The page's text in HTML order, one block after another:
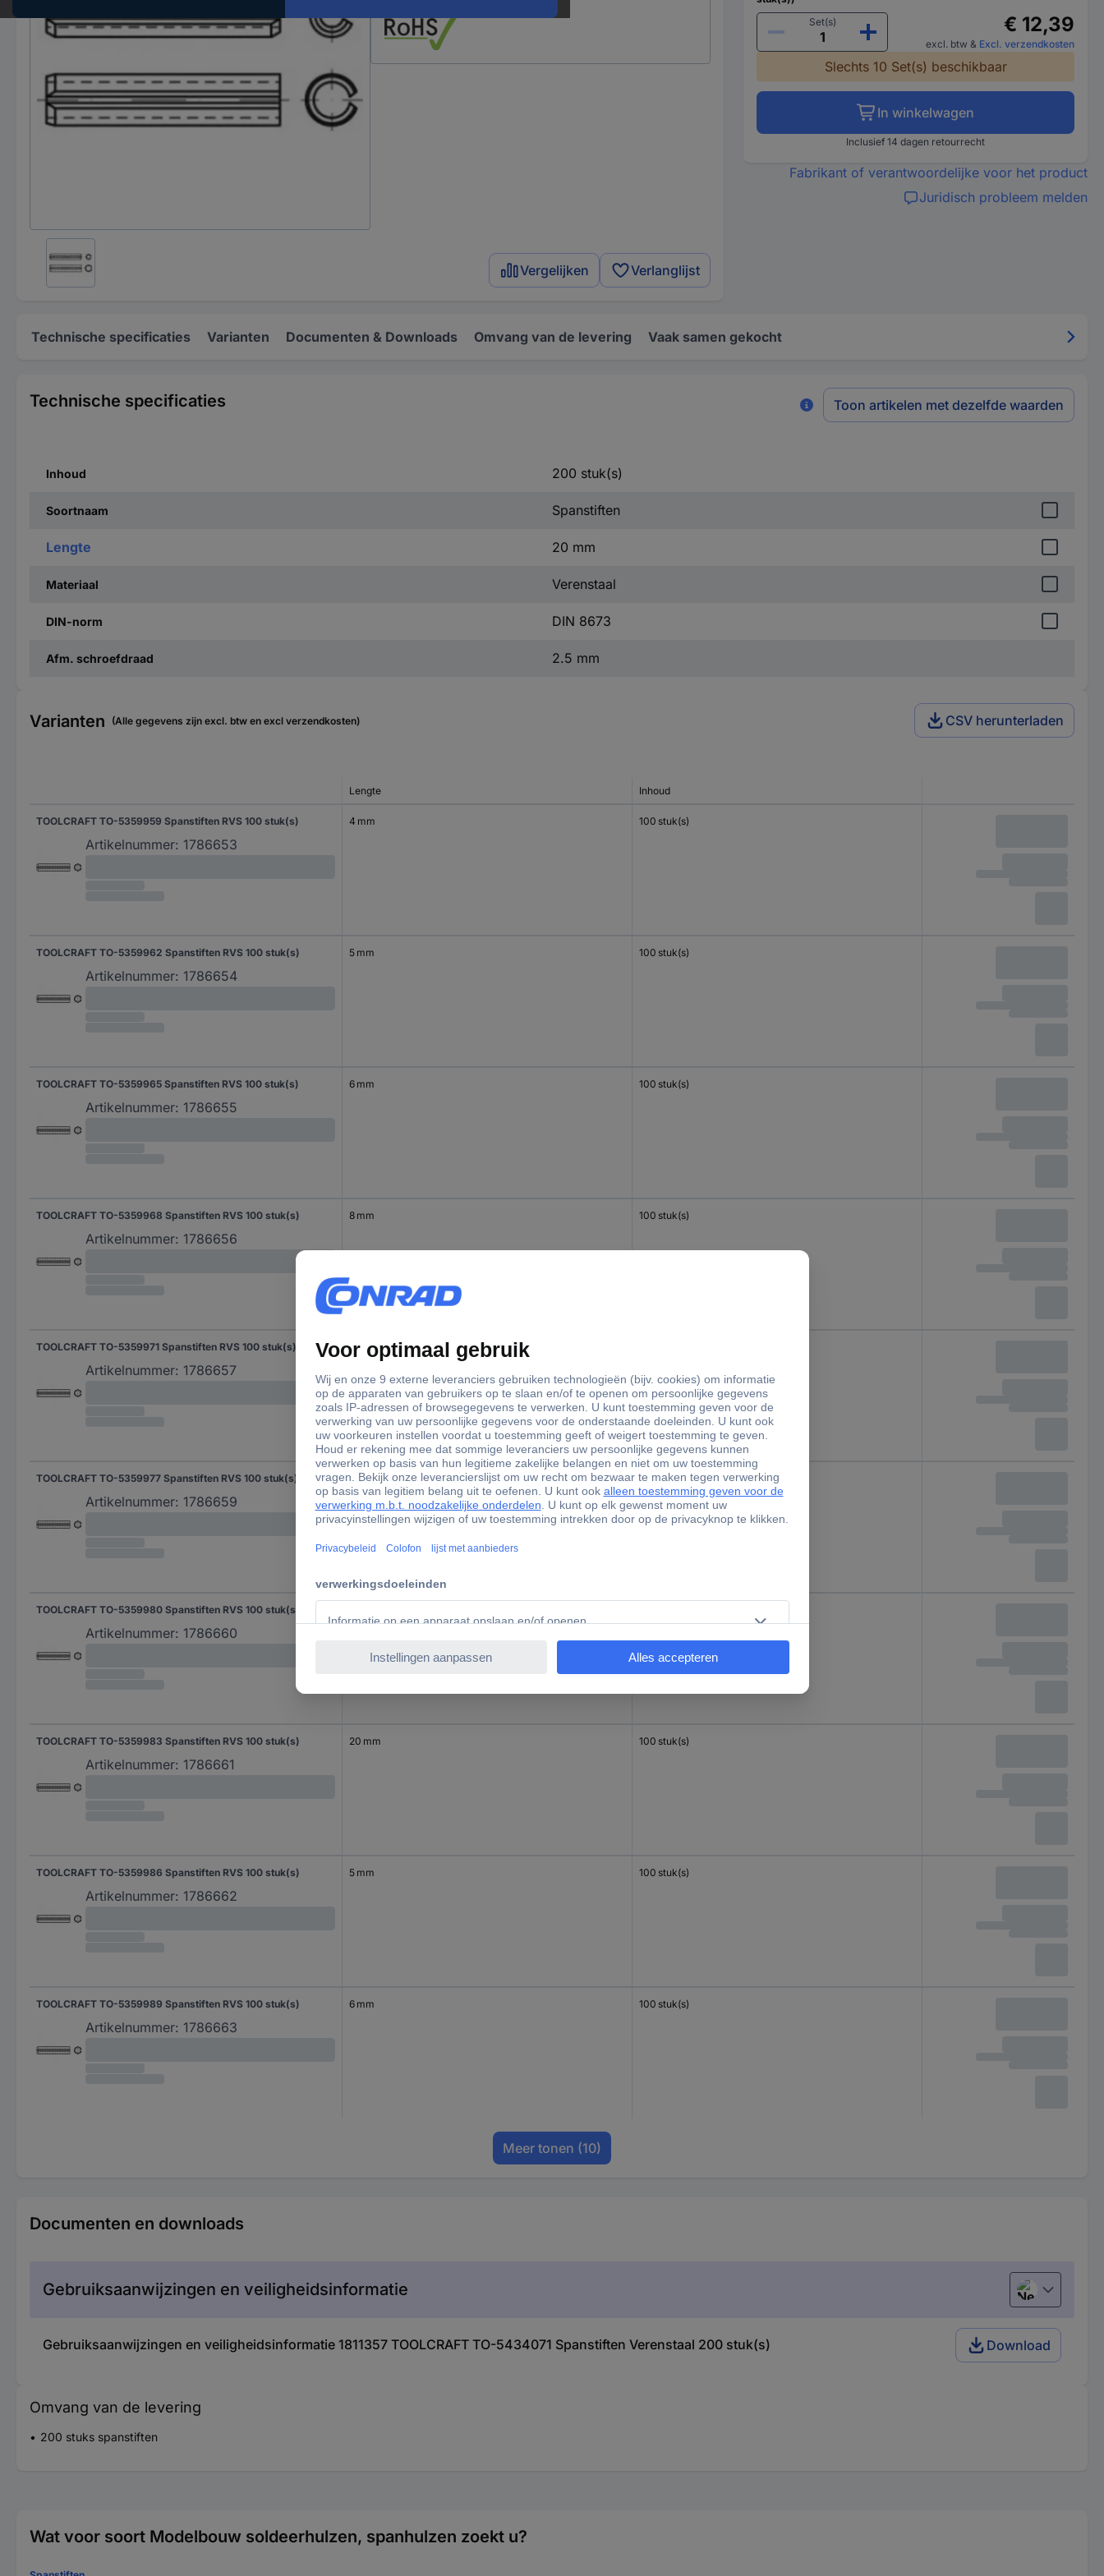
Vergelijken Verlanglijst
Set(s)
€ 12,39
excl. btw & Excl. verzendkosten
Slechts 10 Set(s) beschikbaar
In winkelwagen
Inclusief 14 dagen retourrecht
Fabrikant of verantwoordelijke voor het product
Juridisch probleem melden
Technische specificaties Varianten Documenten & Downloads Omvang van de levering Vaak samen gekocht
Technische specificaties Toon artikelen met dezelfde waarden
Inhoud 200 stuk(s)
Soortnaam Spanstiften
Lengte 20 mm
Materiaal Verenstaal
DIN-norm DIN 8673
Afm. schroefdraad 2.5 mm
Varianten (Alle gegevens zijn excl. btw en excl verzendkosten) CSV herunterladen
Lengte Inhoud
TOOLCRAFT TO-5359959 Spanstiften RVS 100 stuk(s)
Artikelnummer: 1786653
4 mm 100 stuk(s)
TOOLCRAFT TO-5359962 Spanstiften RVS 100 stuk(s)
Artikelnummer: 1786654
5 mm 100 stuk(s)
TOOLCRAFT TO-5359965 Spanstiften RVS 100 stuk(s)
Artikelnummer: 1786655
6 mm 100 stuk(s)
TOOLCRAFT TO-5359968 Spanstiften RVS 100 stuk(s)
Artikelnummer: 1786656
8 mm 100 stuk(s)
TOOLCRAFT TO-5359971 Spanstiften RVS 100 stuk(s)
Artikelnummer: 1786657
10 mm
TOOLCRAFT TO-5359977 Spanstiften RVS 100 stuk(s)
Artikelnummer: 1786659
14 mm 100 stuk(s)
TOOLCRAFT TO-5359980 Spanstiften RVS 100 stuk(s)
Artikelnummer: 1786660
TOOLCRAFT TO-5359983 Spanstiften RVS 100 stuk(s)
Artikelnummer: 1786661
20 mm 100 stuk(s)
TOOLCRAFT TO-5359986 Spanstiften RVS 100 stuk(s)
Artikelnummer: 1786662
5 mm 100 stuk(s)
TOOLCRAFT TO-5359989 Spanstiften RVS 100 stuk(s)
Artikelnummer: 1786663
6 mm 100 stuk(s)
Meer tonen (10)
Documenten en downloads
Gebruiksaanwijzingen en veiligheidsinformatie Nederlands
Gebruiksaanwijzingen en veiligheidsinformatie 1811357 TOOLCRAFT TO-5434071 Spanstiften Verenstaal 200 stuk(s) Download
Omvang van de levering
200 stuks spanstiften
Wat voor soort Modelbouw soldeerhulzen, spanhulzen zoekt u?